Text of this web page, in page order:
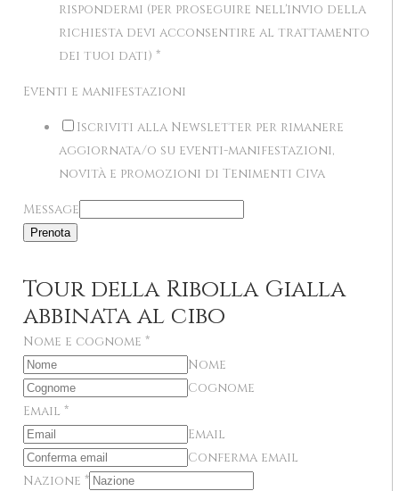
rispondermi (per proseguire nell'invio della
richiesta devi acconsentire al trattamento
dei tuoi dati) *
Eventi e manifestazioni
Iscriviti alla Newsletter per rimanere
aggiornata/o su eventi-manifestazioni,
novità e promozioni di Tenimenti Civa
Message
Prenota
Tour della Ribolla Gialla
abbinata al cibo
Nome e cognome *
Nome
Cognome
Email *
Email
Conferma email
Nazione *